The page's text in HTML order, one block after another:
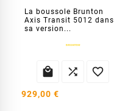
La boussole Brunton
Axis Transit 5012 dans
sa version...
  
929,00 €